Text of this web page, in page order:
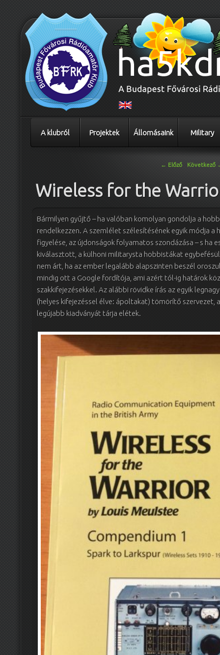
A klubról Projektek Állomásaink Military
← Előző Következő
Wireless for the
Bármilyen gyűjtő – ha valóban komolyan gondolja a
rendelkezzen. A szemlélet szélesítésének egyik módja a
figyelése, az újdonságok folyamatos szondázása – s ha
kiválasztott, a külhoni militarysta hobbistákat
nem árt, ha az ember legalább alapszinten beszél
mindig ott a Google fordítója, ami azért tól-ig határok
szakkifejezésekkel. Az alábbi rövidke írás az egyik
(helyes kifejezéssel élve: ápoltakat) tömörítő szervezet,
legújabb kiadványát tárja elétek.